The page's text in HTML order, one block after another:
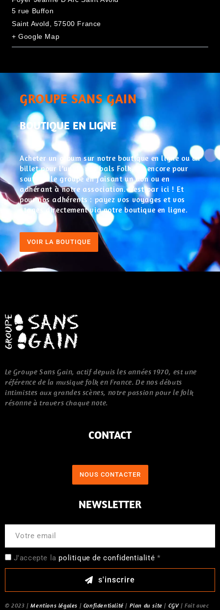
5 rue Buffon
Saint Avold, 57500 France
+ Google Map
GROUPE SANS GAIN
BOUTIQUE EN LIGNE
Acheter un album sur notre boutique en ligne ou un
billet pour l’un de nos bals Folk, ou encore pour
soutenir le groupe en faisant un don ou en
adhérant à notre association. C’est par ici ! Et
pour nos adhérents : payez vos voyages et vos
stages directement via notre boutique en ligne.
VOIR LA BOUTIQUE
Le Groupe Sans Gain, actif depuis les années 1970, est une
référence de la musique folk en France. De nos débuts
intimistes aux grandes scènes, notre passion pour le folk
résonne à travers chaque note.
CONTACT
NOUS CONTACTER
NEWSLETTER
J'accepte la politique de confidentialité *
s'inscrire
© 2023 |Mentions légales | Confidentialité | Plan du site | CGV| Fait avec